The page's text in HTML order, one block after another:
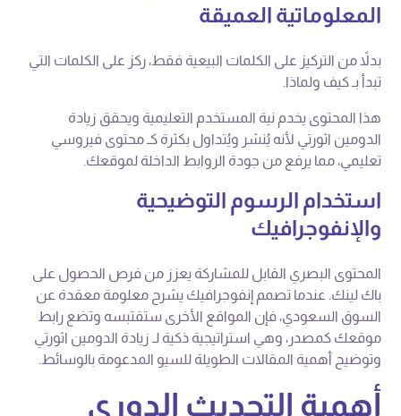
المعلوماتية العميقة
بدلاً من التركيز على الكلمات البيعية فقط، ركز على الكلمات التي
تبدأ بـ كيف ولماذا.
هذا المحتوى يخدم نية المستخدم التعليمية ويحقق زيادة
الدومين اثورتي لأنه يُنشر ويُتداول بكثرة كـ محتوى فيروسي
تعليمي، مما يرفع من جودة الروابط الداخلة لموقعك.
استخدام الرسوم التوضيحية
والإنفوجرافيك
المحتوى البصري القابل للمشاركة يعزز من فرص الحصول على
باك لينك. عندما تصمم إنفوجرافيك يشرح معلومة معقدة عن
السوق السعودي، فإن المواقع الأخرى ستقتبسه وتضع رابط
موقعك كمصدر، وهي استراتيجية ذكية لـ زيادة الدومين اثورتي
وتوضيح أهمية المقالات الطويلة للسيو المدعومة بالوسائط.
أهمية التحديث الدوري